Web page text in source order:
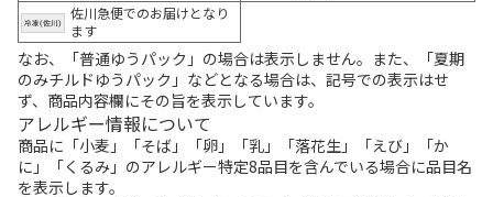
佐川急便でのお届けとなり
ます
なお、「普通ゆうパック」の場合は表示しません。また、「夏期
のみチルドゆうパック」などとなる場合は、記号での表示はせ
ず、商品内容欄にその旨を表示しています。
アレルギー情報について
商品に「小麦」「そば」「卵」「乳」「落花生」「えび」「か
に」「くるみ」のアレルギー特定8品目を含んでいる場合に品目名
を表示します。